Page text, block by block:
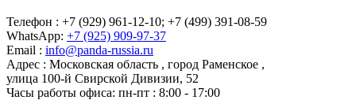
Телефон : +7 (929) 961-12-10; +7 (499) 391-08-59
WhatsApp: +7 (925) 909-97-37
Email : info@panda-russia.ru
Адрес : Московская область , город Раменское ,
улица 100-й Свирской Дивизии, 52
Часы работы офиса: пн-пт : 8:00 - 17:00